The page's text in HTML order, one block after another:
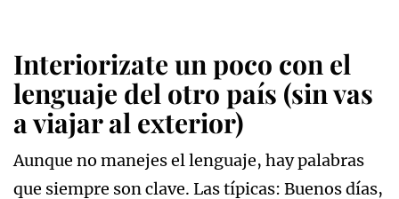
Interiorizate un poco con el
lenguaje del otro país (sin vas
a viajar al exterior)
Aunque no manejes el lenguaje, hay palabras
que siempre son clave. Las típicas: Buenos días,